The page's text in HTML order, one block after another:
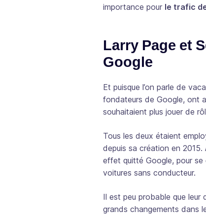
importance pour le trafic
Larry Page et
Google
Et puisque l’on parle de
fondateurs de Google, ont
souhaitaient plus jouer de
Tous les deux étaient
depuis sa création en
effet quitté Google, pour se
voitures sans conducteur.
Il est peu probable que leur
grands changements dans